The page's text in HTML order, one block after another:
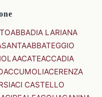
ABBADIA LARIANA
ABBATEGGIO
ACATEACCADIA
ACCUMOLIACERENZA
ACI CASTELLO